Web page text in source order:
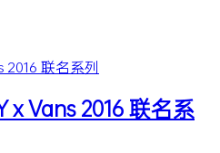
x Vans 2016 联名系